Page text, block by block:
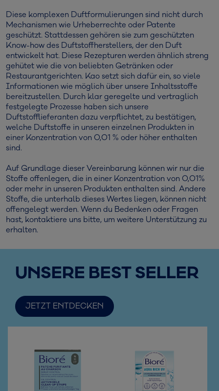
Diese komplexen Duftformulierungen sind nicht durch
Mechanismen wie Urheberrechte oder Patente
geschützt. Stattdessen gehören sie zum geschützten
Know-how des Duftstoffherstellers, der den Duft
entwickelt hat. Diese Rezepturen werden ähnlich streng
gehütet wie die von beliebten Getränken oder
Restaurantgerichten. Kao setzt sich dafür ein, so viele
Informationen wie möglich über unsere Inhaltsstoffe
bereitzustellen. Durch klar geregelte und vertraglich
festgelegte Prozesse haben sich unsere
Duftstofflieferanten dazu verpflichtet, zu bestätigen,
welche Duftstoffe in unseren einzelnen Produkten in
einer Konzentration von 0,01 % oder höher enthalten
sind.
Auf Grundlage dieser Vereinbarung können wir nur die
Stoffe offenlegen, die in einer Konzentration von 0,01%
oder mehr in unseren Produkten enthalten sind. Andere
Stoffe, die unterhalb dieses Wertes liegen, können nicht
offengelegt werden. Wenn du Bedenken oder Fragen
hast, kontaktiere uns bitte, um weitere Unterstützung zu
erhalten.
UNSERE BEST SELLER
JETZT ENTDECKEN